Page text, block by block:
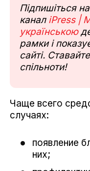
Підпишіться
канал iPress |
українською
рамки і
сайті.
спільноти!
Чаще всего
случаях:
появление
них;